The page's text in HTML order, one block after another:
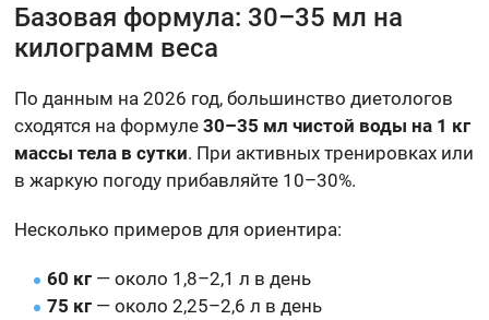
Базовая формула: 30–35 мл на
килограмм веса
По данным на 2026 год, большинство диетологов
сходятся на формуле30–35 мл чистой воды на 1 кг
массы тела в сутки. При активных тренировках или
в жаркую погоду прибавляйте 10–30%.
Несколько примеров для ориентира:
60 кг — около 1,8–2,1 л в день
75 кг — около 2,25–2,6 л в день